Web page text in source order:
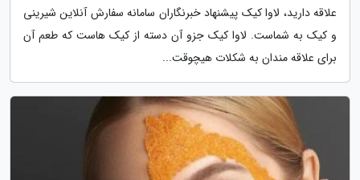
علاقه دارید، لاوا کیک پیشنهاد خبرنگاران سامانه سفارش آنلاین شیرینی
و کیک به شماست. لاوا کیک جزو آن دسته از کیک هاست که طعم آن
برای علاقه مندان به شکلات هیچوقت...